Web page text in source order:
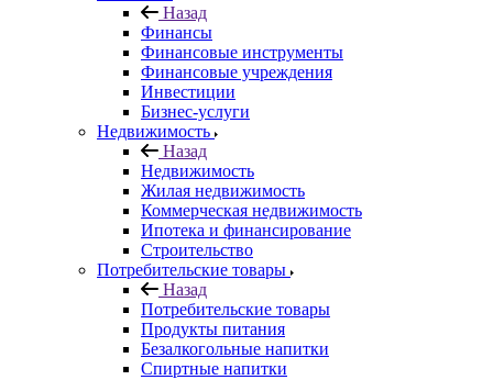
Назад
Финансы
Финансовые инструменты
Финансовые учреждения
Инвестиции
Бизнес-услуги
Недвижимость
Назад
Недвижимость
Жилая недвижимость
Коммерческая недвижимость
Ипотека и финансирование
Строительство
Потребительские товары
Назад
Потребительские товары
Продукты питания
Безалкогольные напитки
Спиртные напитки